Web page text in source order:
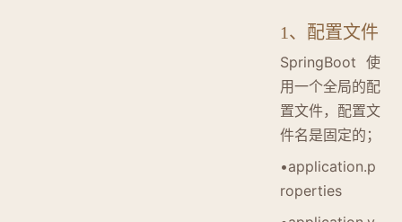
1、配置文件
SpringBoot 使
用一个全局的配
置文件，配置文
件名是固定的；
•application.p
roperties